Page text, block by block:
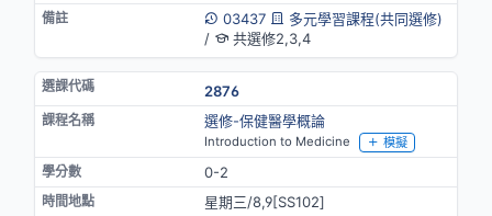
03437
多元學習課程(共同選修)
/
共選修2,3,4
2876
選修-保健醫學概論
Introduction to Medicine 模擬
0-2
星期三/8,9[SS102]